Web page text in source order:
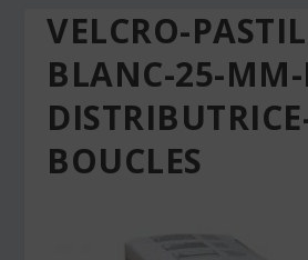
VELCRO-
BLANC-25-
BOUCLES